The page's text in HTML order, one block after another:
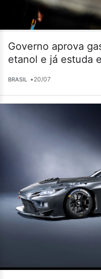
Governo aprova
etanol e já estuda
BRASIL •20/07